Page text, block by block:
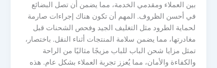
بين العملاء ومقدمي الخدمة، مما يضمن أن تصل البضائع
في أحسن الظروف. المهم أن تكون هناك إجراءات صارمة
لحماية الطرود مثل التغليف الجيد وفحص الشحنات قبل
مغادرتها، مما يضمن سلامة المنتجات أثناء النقل. باختصار،
تمثل مزايا شحن الباب للباب مزيجًا مثاليًا من الراحة
والكفاءة والأمان، مما يُعزز تجربة العملاء بشكل عام. هذه